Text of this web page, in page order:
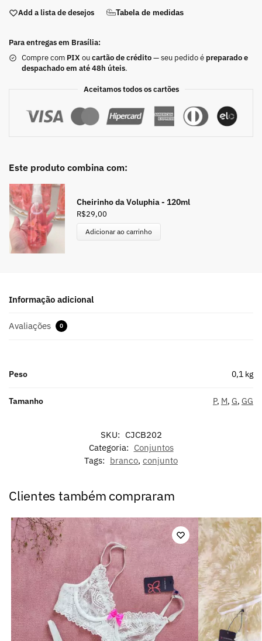
Add a lista de desejos Tabela de medidas
Para entregas em Brasília:
Compre com PIX oucartão de crédito— seu pedido é preparado e
despachado em até 48h úteis.
Aceitamos todos os cartões
Este produto combina com:
Cheirinho da Voluphia - 120ml
R$29,00
Adicionar ao carrinho
Informação adicional
Avaliações 0
Peso 0,1 kg
Tamanho P, M, G, GG
SKU: CJCB202
Categoria: Conjuntos
Tags: branco, conjunto
Clientes também compraram